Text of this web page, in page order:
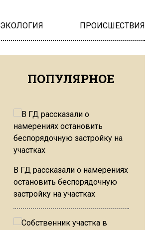
ЭКОЛОГИЯ ПРОИСШЕСТВИЯ
ПОПУЛЯРНОЕ
В ГД рассказали о намерениях
остановить беспорядочную
застройку на участках